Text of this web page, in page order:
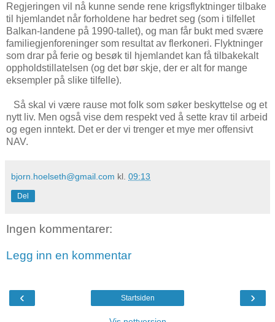
Regjeringen vil nå kunne sende rene krigsflyktninger tilbake
til hjemlandet når forholdene har bedret seg (som i tilfellet
Balkan-landene på 1990-tallet), og man får bukt med svære
familiegjenforeninger som resultat av flerkoneri. Flyktninger
som drar på ferie og besøk til hjemlandet kan få tilbakekalt
oppholdstillatelsen (og det bør skje, der er alt for mange
eksempler på slike tilfelle).
Så skal vi være rause mot folk som søker beskyttelse og et
nytt liv. Men også vise dem respekt ved å sette krav til arbeid
og egen inntekt. Det er der vi trenger et mye mer offensivt
NAV.
bjorn.hoelseth@gmail.com kl. 09:13
Del
Ingen kommentarer:
Legg inn en kommentar
‹ ›
Startsiden